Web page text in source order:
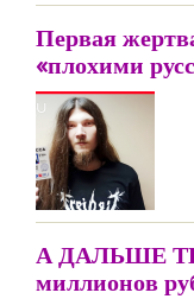
Первая
«плохими
А ДАЛЬШЕ
миллионов